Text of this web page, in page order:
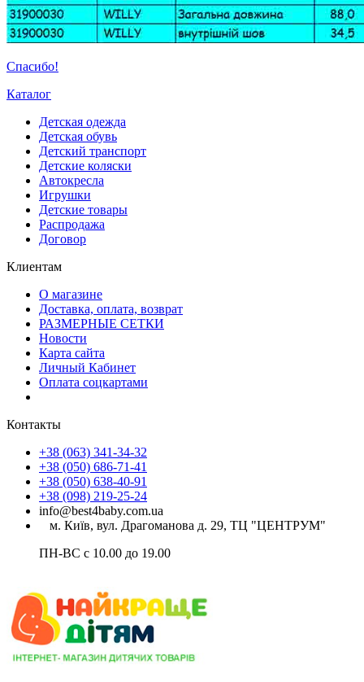
Спасибо!
Каталог
Детская одежда
Детская обувь
Детский транспорт
Детские коляски
Автокресла
Игрушки
Детские товары
Распродажа
Договор
Клиентам
О магазине
Доставка, оплата, возврат
РАЗМЕРНЫЕ СЕТКИ
Новости
Карта сайта
Личный Кабинет
Оплата соцкартами
Контакты
+38 (063) 341-34-32
+38 (050) 686-71-41
+38 (050) 638-40-91
+38 (098) 219-25-24
info@best4baby.com.ua
м. Київ, вул. Драгоманова д. 29, ТЦ "ЦЕНТРУМ"
ПН-ВС с 10.00 до 19.00